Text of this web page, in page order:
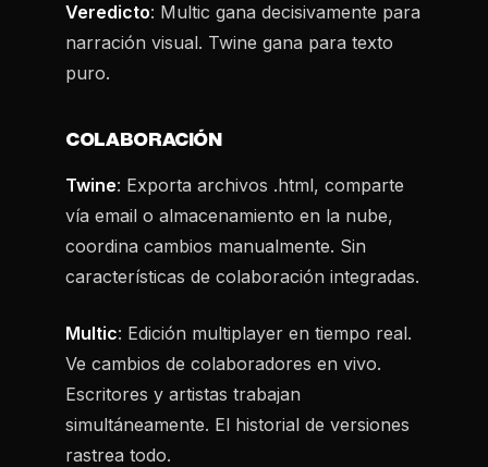
Veredicto: Multic gana decisivamente para
narración visual. Twine gana para texto
puro.
COLABORACIÓN
Twine: Exporta archivos .html, comparte
vía email o almacenamiento en la nube,
coordina cambios manualmente. Sin
características de colaboración integradas.
Multic: Edición multiplayer en tiempo real.
Ve cambios de colaboradores en vivo.
Escritores y artistas trabajan
simultáneamente. El historial de versiones
rastrea todo.